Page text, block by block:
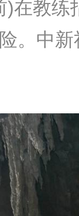
)在教练
。中新